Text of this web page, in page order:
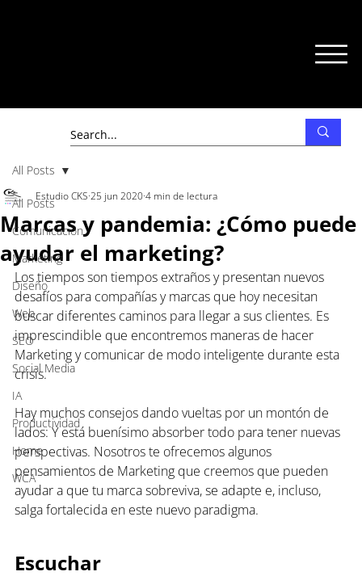
All Posts
Comunicación
Marketing
Diseño
Web
SEO
Social Media
IA
Productividad
Home
WCA
All Posts
Marcas y pandemia: ¿Cómo puede
ayudar el marketing?
Estudio CKS 25 jun 20204 min de lectura
Los tiempos son tiempos extraños y presentan nuevos
desafíos para compañías y marcas que hoy necesitan
buscar diferentes caminos para llegar a sus clientes. Es
imprescindible que encontremos maneras de hacer
Marketing y comunicar de modo inteligente durante esta
crisis.
Hay muchos consejos dando vueltas por un montón de
lados: Y está buenísimo absorber todo para tener nuevas
perspectivas. Nosotros te ofrecemos algunos
pensamientos de Marketing que creemos que pueden
ayudar a que tu marca sobreviva, se adapte e, incluso,
salga fortalecida en este nuevo paradigma.
Escuchar